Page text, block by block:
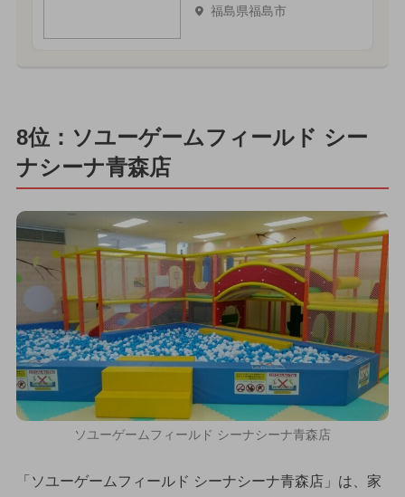
福島県福島市
8位：ソユーゲームフィールド シー
ナシーナ青森店
ソユーゲームフィールド シーナシーナ青森店
「ソユーゲームフィールド シーナシーナ青森店」は、家